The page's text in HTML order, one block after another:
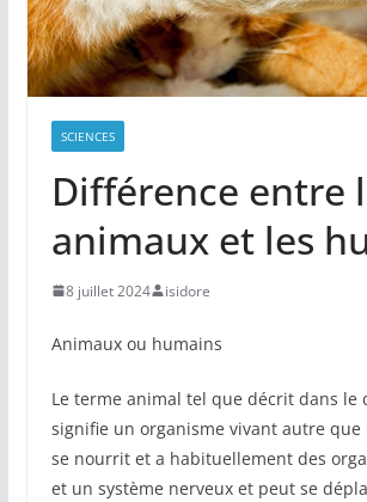
SCIENCES
Différence entre
animaux et les
8 juillet 2024 isidore
Animaux ou humains
Le terme animal tel que décrit dans le
signifie un organisme vivant autre que
se nourrit et a habituellement des
et un système nerveux et peut se